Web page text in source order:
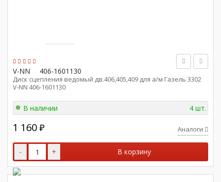
V-NN 406-1601130
Диск сцепления ведомый дв.406,405,409 для а/м Газель 3302
V-NN 406-1601130
В наличии 4 шт.
1 160 ₽ Аналоги
- + В корзину